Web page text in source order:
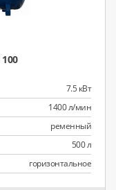
7.5 кВт
1400 л/мин
ременный
500 л
горизонтальное